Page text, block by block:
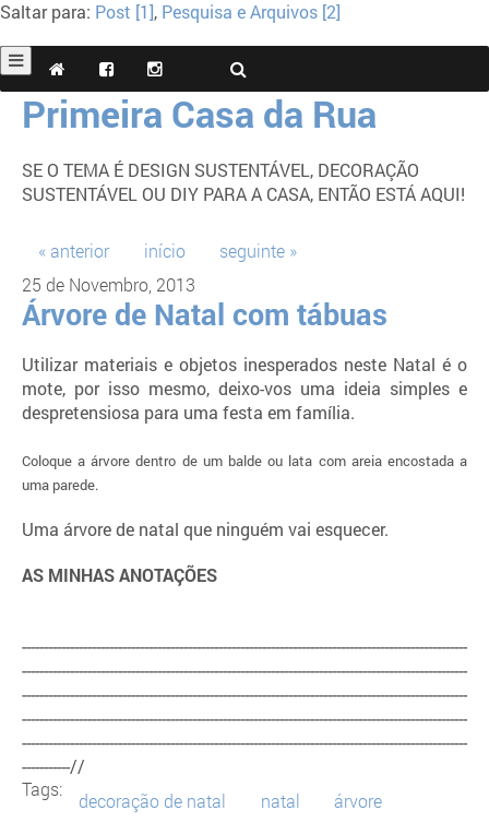
Saltar para: Post [1], Pesquisa e Arquivos [2]
Primeira Casa da Rua
SE O TEMA É DESIGN SUSTENTÁVEL, DECORAÇÃO
SUSTENTÁVEL OU DIY PARA A CASA, ENTÃO ESTÁ AQUI!
« anterior início
seguinte »
25 de Novembro, 2013
Árvore de Natal com tábuas
Utilizar materiais e objetos inesperados neste Natal é o
mote, por isso mesmo, deixo-vos uma ideia simples e
despretensiosa para uma festa em família.
Coloque a árvore dentro de um balde ou lata com areia encostada a
uma parede.
Uma árvore de natal que ninguém vai esquecer.
AS MINHAS ANOTAÇÕES
------------------------------------------------------------------------------------------------------
------------------------------------------------------------------------------------------------------
------------------------------------------------------------------------------------------------------
------------------------------------------------------------------------------------------------------
------------------------------------------------------------------------------------------------------
-----------//
Tags:
decoração de natal natal árvore